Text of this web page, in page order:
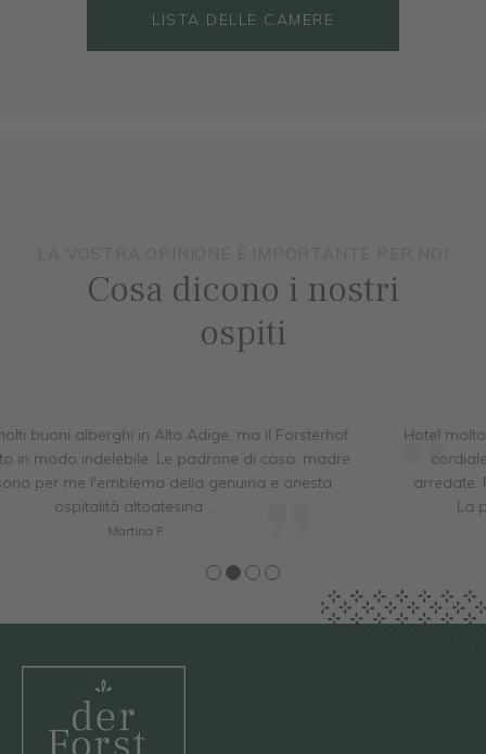
LISTA DELLE CAMERE
Cosa dicono i nostri
ospiti
Hotel molto bello in una posizione tranquilla. Personale molto
cordiale e cibo delizioso. Le camere sono pulite e ben
arredate. Parcheggio e parcheggio sotterraneo disponibili.
La piscina con vista sulle montagne: un sogno.